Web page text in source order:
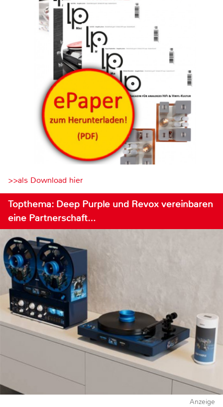
>>als Download hier
Topthema: Deep Purple und Revox vereinbaren
eine Partnerschaft…
Anzeige